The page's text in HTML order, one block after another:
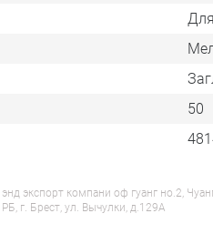
50
экспорт компани оф гуанг но.2,
г. Брест, ул. Вычулки, д.129А